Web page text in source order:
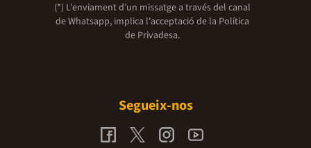
(*) L'enviament d’un missatge a través del canal
de Whatsapp, implica l'acceptació de la Política
de Privadesa.
Segueix-nos